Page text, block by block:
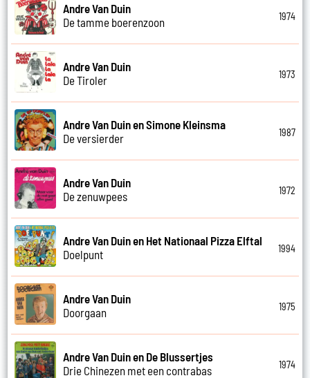
Andre Van Duin
De tamme boerenzoon
1974
Andre Van Duin
De Tiroler
1973
Andre Van Duin en Simone Kleinsma
De versierder
1987
Andre Van Duin
De zenuwpees
1972
Andre Van Duin en Het Nationaal Pizza Elftal
Doelpunt
1994
Andre Van Duin
Doorgaan
1975
Andre Van Duin en De Blussertjes
Drie Chinezen met een contrabas
1974